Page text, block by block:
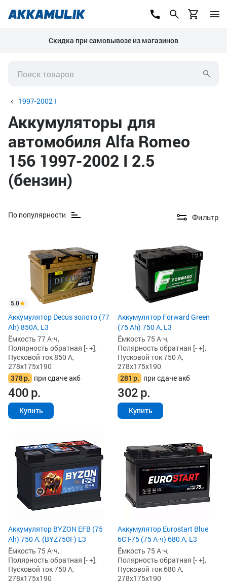
Скидка при самовывозе из магазинов
1997-2002 I
Аккумуляторы для
автомобиля Alfa Romeo
156 1997-2002 I 2.5
(бензин)
По популярности Фильтр
5.0
Аккумулятор Decus золото (77
Ah) 850А, L3
Ёмкость 77 А·ч,
Полярность обратная [- +],
Пусковой ток 850 А,
278x175x190
378р. при сдаче акб
400р.
Купить
Аккумулятор Forward Green
(75 Ah) 750 А, L3
Ёмкость 75 А·ч,
Полярность обратная [- +],
Пусковой ток 750 А,
278x175x190
281 р. при сдаче акб
302р.
Купить
Аккумулятор BYZON EFB (75
Ah) 750 А, (BYZ750F) L3
Ёмкость 75 А·ч,
Полярность обратная [- +],
Пусковой ток 750 А,
278x175x190
Аккумулятор Eurostart Blue
6CT-75 (75 А·ч) 680 А, L3
Ёмкость 75 А·ч,
Полярность обратная [- +],
Пусковой ток 680 А,
278x175x190